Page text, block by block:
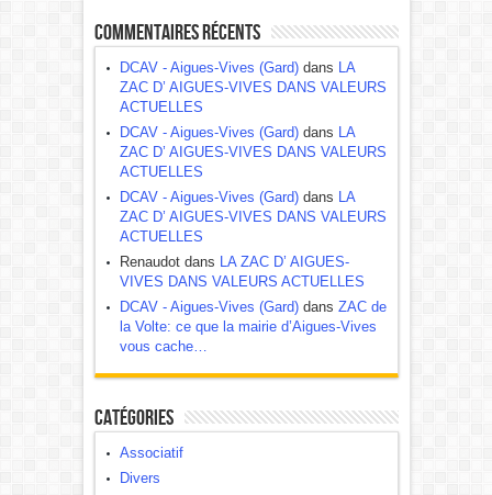
Commentaires récents
DCAV - Aigues-Vives (Gard)dans LA
ZAC D’ AIGUES-VIVES DANS VALEURS
ACTUELLES
DCAV - Aigues-Vives (Gard)dans LA
ZAC D’ AIGUES-VIVES DANS VALEURS
ACTUELLES
DCAV - Aigues-Vives (Gard)dans LA
ZAC D’ AIGUES-VIVES DANS VALEURS
ACTUELLES
Renaudot dans LA ZAC D’ AIGUES-
VIVES DANS VALEURS ACTUELLES
DCAV - Aigues-Vives (Gard)dans ZAC de
la Volte: ce que la mairie d’Aigues-Vives
vous cache…
Catégories
Associatif
Divers